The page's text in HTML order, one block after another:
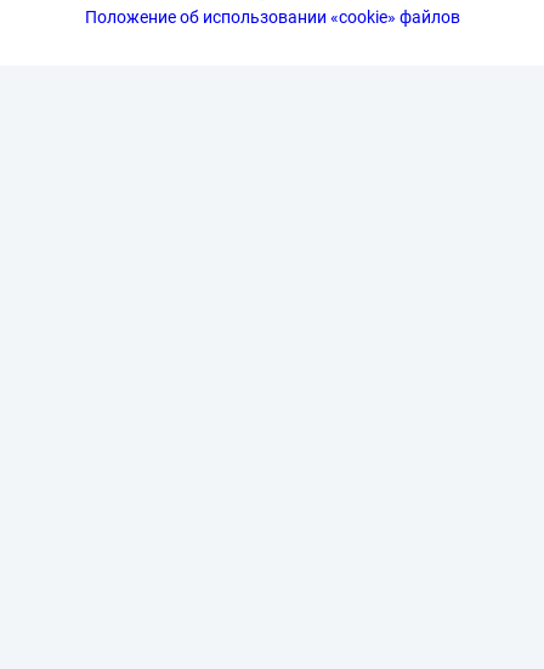
с требованиями законодательства
Положение об использовании «cookie» файлов